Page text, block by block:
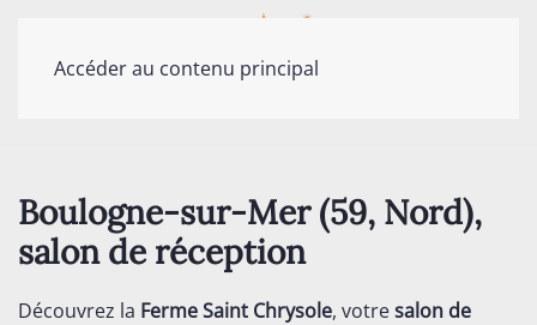
Accéder au contenu principal
Boulogne-sur-Mer (59, Nord),
salon de réception
Découvrez la Ferme Saint Chrysole, votresalon de